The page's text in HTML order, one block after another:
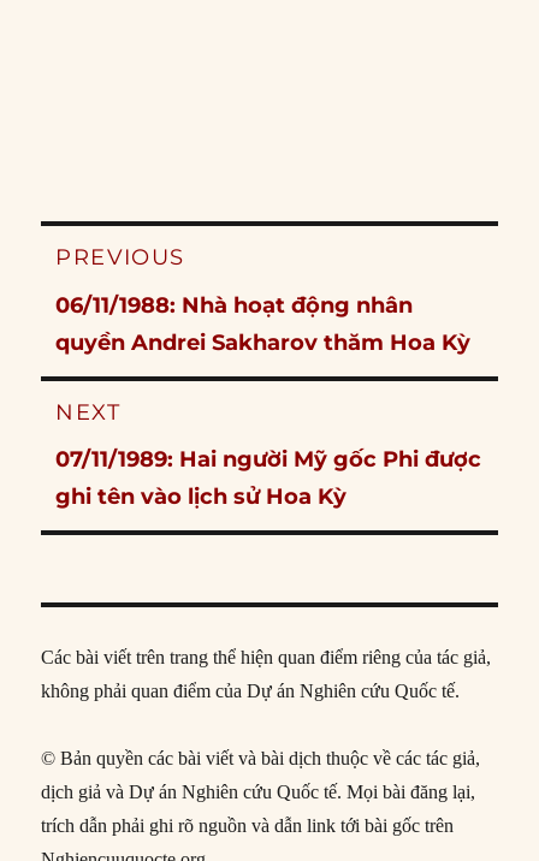
Post
PREVIOUS
Previous
post:
06/11/1988: Nhà hoạt động nhân
quyền Andrei Sakharov thăm Hoa Kỳ
NEXT
Next
post:
07/11/1989: Hai người Mỹ gốc Phi được
ghi tên vào lịch sử Hoa Kỳ
Các bài viết trên trang thể hiện quan điểm riêng của tác giả,
không phải quan điểm của Dự án Nghiên cứu Quốc tế.
© Bản quyền các bài viết và bài dịch thuộc về các tác giả,
dịch giả và Dự án Nghiên cứu Quốc tế. Mọi bài đăng lại,
trích dẫn phải ghi rõ nguồn và dẫn link tới bài gốc trên